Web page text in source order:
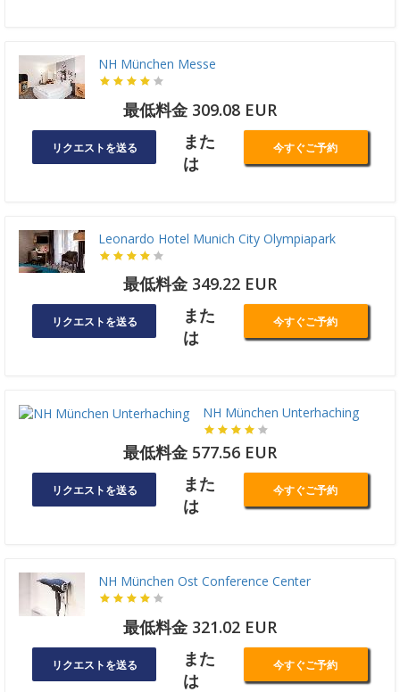
NH München Messe
最低料金 309.08 EUR
リクエストを送る
また
は
今すぐご予約
Leonardo Hotel Munich City Olympiapark
最低料金 349.22 EUR
リクエストを送る
また
は
今すぐご予約
NH München Unterhaching
最低料金 577.56 EUR
リクエストを送る
また
は
今すぐご予約
NH München Ost Conference Center
最低料金 321.02 EUR
リクエストを送る
また
は
今すぐご予約